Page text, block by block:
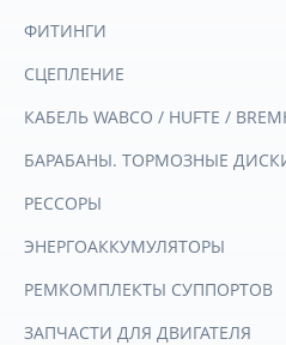
ФИТИНГИ
СЦЕПЛЕНИЕ
КАБЕЛЬ WABCO / HUFTE /
БАРАБАНЫ. ТОРМОЗНЫЕ
РЕССОРЫ
ЭНЕРГОАККУМУЛЯТОРЫ
РЕМКОМПЛЕКТЫ СУППОРТОВ
ЗАПЧАСТИ ДЛЯ ДВИГАТЕЛЯ